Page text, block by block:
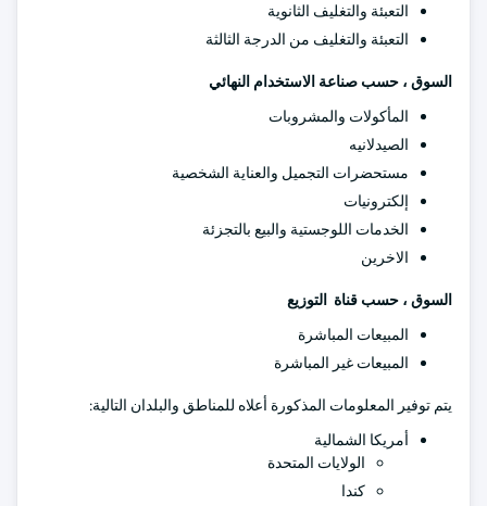
التعبئة والتغليف الثانوية
التعبئة والتغليف من الدرجة الثالثة
السوق ، حسب صناعة الاستخدام النهائي
المأكولات والمشروبات
الصيدلانيه
مستحضرات التجميل والعناية الشخصية
إلكترونيات
الخدمات اللوجستية والبيع بالتجزئة
الاخرين
السوق ، حسب قناة التوزيع
المبيعات المباشرة
المبيعات غير المباشرة
يتم توفير المعلومات المذكورة أعلاه للمناطق والبلدان التالية:
أمريكا الشمالية
الولايات المتحدة
كندا